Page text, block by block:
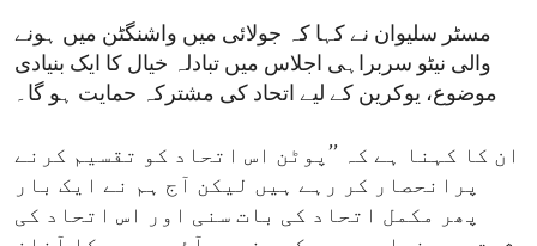
مسٹر سلیوان نے کہا کہ جولائی میں واشنگٹن میں ہونے
والی نیٹو سربراہی اجلاس میں تبادلہ خیال کا ایک بنیادی
موضوع، یوکرین کے لیے اتحاد کی مشترکہ حمایت ہو گا۔
ان کا کہنا ہے کہ ’’پوٹن اس اتحاد کو تقسیم کرنے
پرانحصار کر رہے ہیں لیکن آج ہم نے ایک بار
پھر مکمل اتحاد کی بات سنی اور اس اتحاد کی